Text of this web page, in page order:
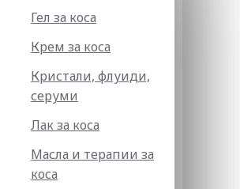
Гел за коса
Крем за коса
Кристали, флуиди,
серуми
Лак за коса
Масла и терапии за
коса